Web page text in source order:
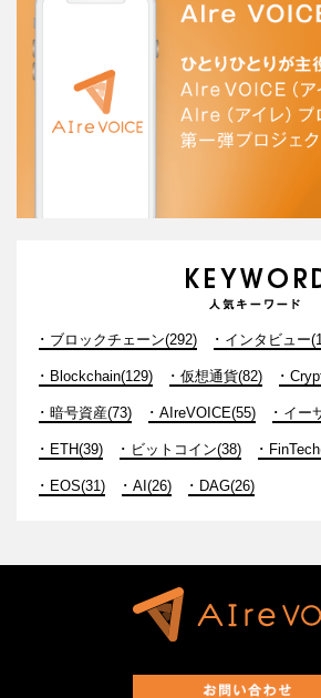
ブロックチェーン(292) インタビュー
Blockchain(129) 仮想通貨(82)
暗号資産(73) AIreVOICE(55) イー
ETH(39) ビットコイン(38)
EOS(31) AI(26) DAG(26)